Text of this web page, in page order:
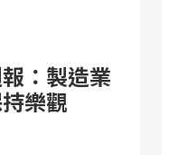
：製造業
樂觀